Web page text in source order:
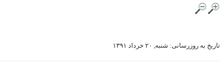
تاریخ به روزرسانی: شنبه, ۲۰ خرداد ۱۳۹۱